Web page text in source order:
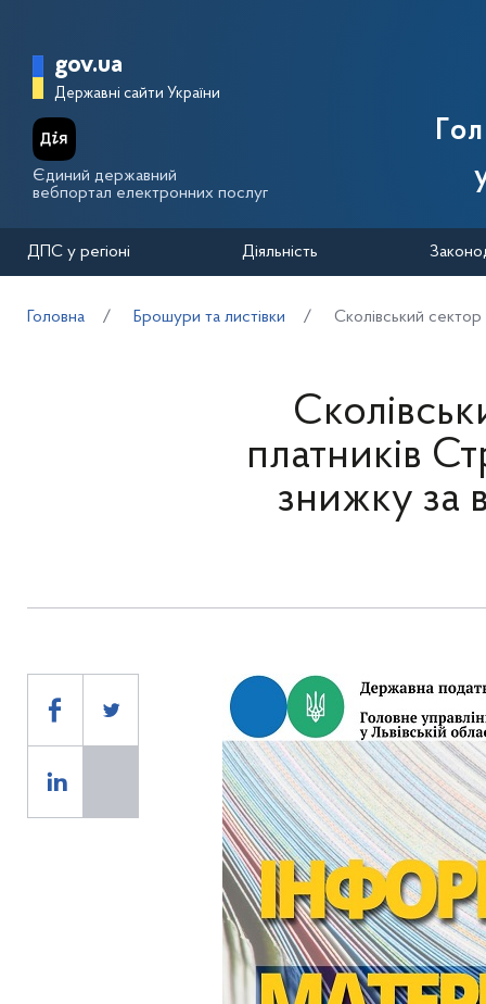
Головна сторінка Державної
gov.ua
Державні сайти України
Єдиний державний
вебпортал електронних послуг
ДПС у регіоні Діяльність
Головна Брошури та листівки Сколівський
платників
знижку за